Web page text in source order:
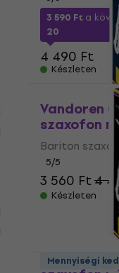
3 590 Fta
20
4 490 Ft
Készleten
Vandoren
szaxofon
Bariton
5/5
3 560 Ft4
Készleten
Vandoren
Mennyiségi